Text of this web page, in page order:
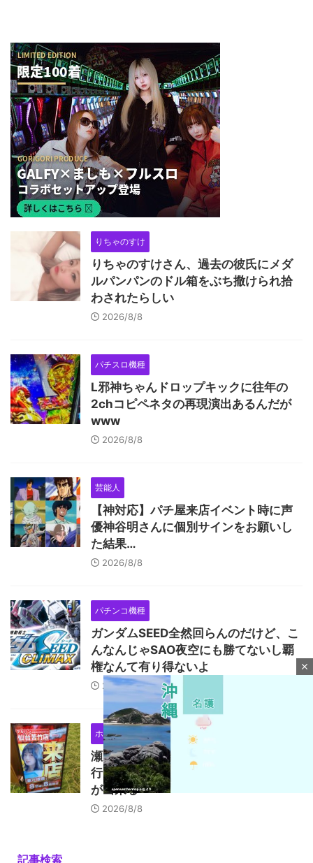
りちゃのすけ
りちゃのすけさん、過去の彼氏にメダ
ルパンパンのドル箱をぶち撒けられ拾
わされたらしい
2026/8/8
パチスロ機種
L邪神ちゃんドロップキックに往年の
2chコピペネタの再現演出あるんだが
www
2026/8/8
芸能人
【神対応】パチ屋来店イベント時に声
優神谷明さんに個別サインをお願いし
た結果…
2026/8/8
パチンコ機種
ガンダムSEED全然回らんのだけど、こ
んなんじゃSAO夜空にも勝てないし覇
権なんて有り得ないよ
2026/8/8
ホール 瀬戸環奈
瀬戸環奈さんがマルハン仙台苦竹店に
行った結果…ファン対応に500人の列
が出来る
2026/8/8
記事検索
close